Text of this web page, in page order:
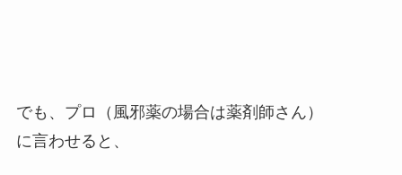
でも、プロ（風邪薬の場合は薬剤師さん）
に言わせると、